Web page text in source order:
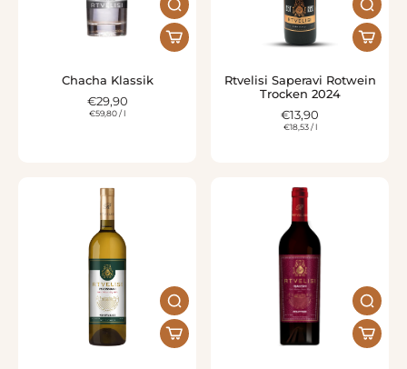
Chacha Klassik
€29,90
€59,80/l
Rtvelisi Saperavi Rotwein
Trocken 2024
€13,90
€18,53/ l